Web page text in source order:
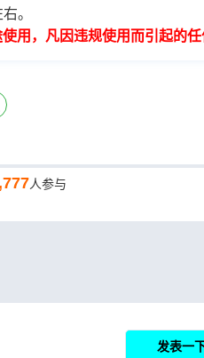
。
用，凡因违规使用而引起的
人参与